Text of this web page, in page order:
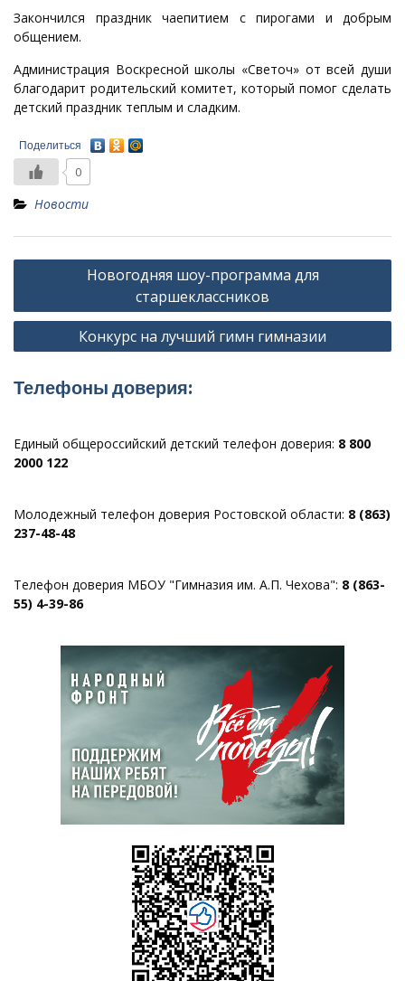
Закончился праздник чаепитием с пирогами и добрым
общением.
Администрация Воскресной школы «Светоч» от всей души
благодарит родительский комитет, который помог сделать
детский праздник теплым и сладким.
Поделиться
0
Новости
Навигация
записям
Новогодняя шоу-программа для
старшеклассников
Конкурс на лучший гимн гимназии
Телефоны доверия:
Единый общероссийский детский телефон доверия: 8 800
2000 122
Молодежный телефон доверия Ростовской области: 8 (863)
237-48-48
Телефон доверия МБОУ "Гимназия им. А.П. Чехова": 8 (863-
55) 4-39-86